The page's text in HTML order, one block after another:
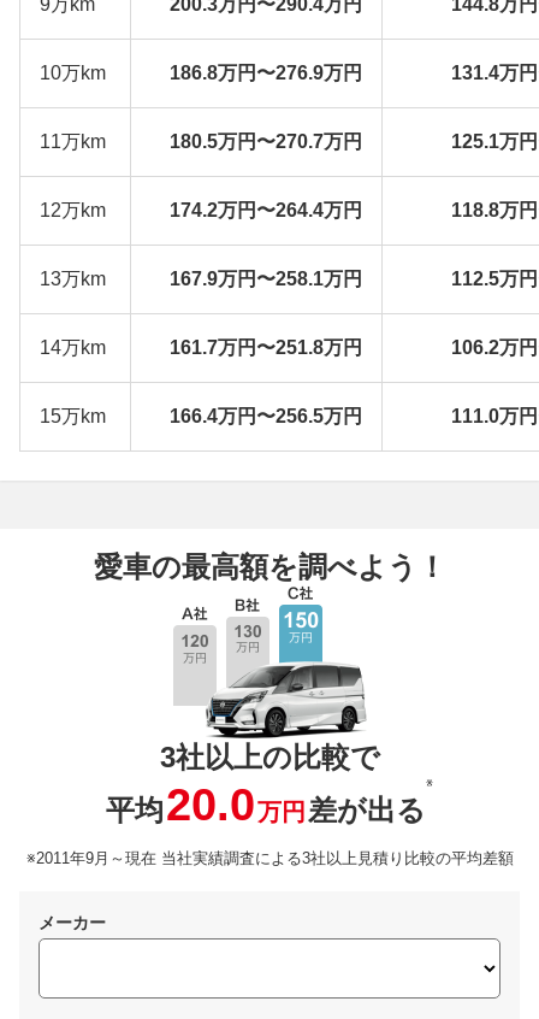
9万km 200.3万円〜290.4万円 144.8万
10万km 186.8万円〜276.9万円 131.4万
11万km 180.5万円〜270.7万円 125.1万
12万km 174.2万円〜264.4万円 118.8万
13万km 167.9万円〜258.1万円 112.5万
14万km 161.7万円〜251.8万円 106.2万
15万km 166.4万円〜256.5万円 111.0万
愛車の最高額を調べよう！
3社以上の比較で
平均20.0万円 差が出る
※
※2011年9月～現在 当社実績調査による3社以上見積り比較の平均差額
メーカー